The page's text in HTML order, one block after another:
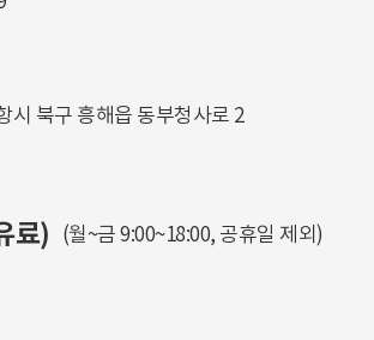
시 북구 흥해읍 동부청사로 2
료) (월~금 9:00~18:00, 공휴일 제외)